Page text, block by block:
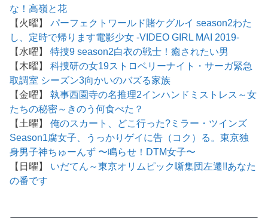
な！高嶺と花
【火曜】パーフェクトワールド賭ケグルイ season2わた
し、定時で帰ります電影少女 -VIDEO GIRL MAI 2019-
【水曜】特捜9 season2白衣の戦士！癒されたい男
【木曜】科捜研の女19ストロベリーナイト・サーガ緊急
取調室 シーズン3向かいのバズる家族
【金曜】執事西園寺の名推理2インハンド ミストレス～女
たちの秘密～ きのう何食べた？
【土曜】俺のスカート、どこ行った? ミラー・ツインズ
Season1腐女子、うっかりゲイに告（コク）る。東京独
身男子神ちゅーんず 〜鳴らせ！DTM女子〜
【日曜】 いだてん～東京オリムピック噺集団左遷!!あなた
の番です